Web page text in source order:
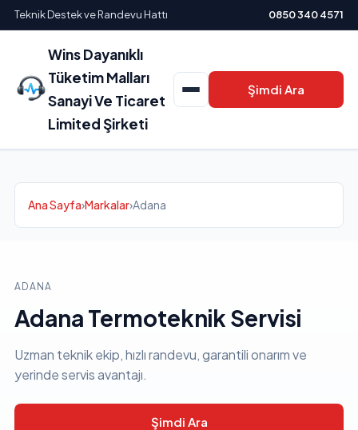
Teknik Destek ve Randevu Hattı 0850 340 4571
Wins Dayanıklı
Tüketim Malları
Sanayi Ve Ticaret
Limited Şirketi
Şimdi Ara
Ana Sayfa›Markalar›Adana
ADANA
Adana Termoteknik Servisi
Uzman teknik ekip, hızlı randevu, garantili onarım ve
yerinde servis avantajı.
Şimdi Ara